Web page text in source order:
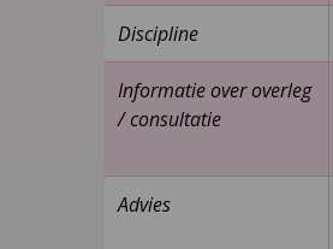
Discipline
Informatie over overleg
/ consultatie
Advies